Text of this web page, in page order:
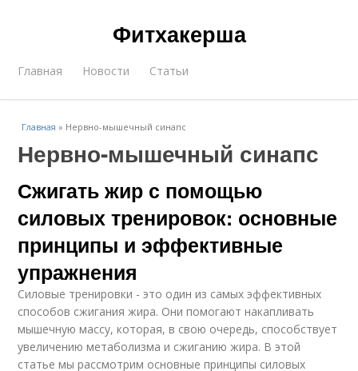
Фитхакерша
Главная Новости Статьи
Главная » Нервно-мышечный синапс
Нервно-мышечный синапс
Сжигать жир с помощью
силовых тренировок: основные
принципы и эффективные
упражнения
Силовые тренировки - это один из самых эффективных
способов сжигания жира. Они помогают накапливать
мышечную массу, которая, в свою очередь, способствует
увеличению метаболизма и сжиганию жира. В этой
статье мы рассмотрим основные принципы силовых